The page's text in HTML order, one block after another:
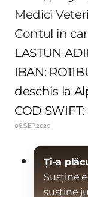
Medici
Contul in
LASTUN
IBAN:
deschis la
COD
06.SEP.2020
Ți-a
Susține
susține